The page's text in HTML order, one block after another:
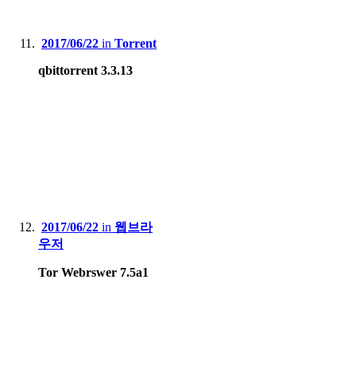
2017/06/22 in Torrent
qbittorrent 3.3.13
2017/06/22 in 웹브라
우저
Tor Webrswer 7.5a1